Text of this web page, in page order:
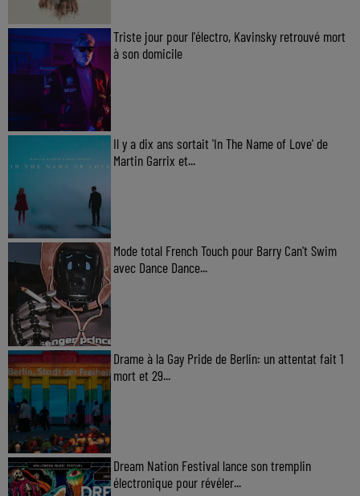
Triste jour pour l'électro, Kavinsky retrouvé mort
à son domicile
Il y a dix ans sortait 'In The Name of Love' de
Martin Garrix et...
Mode total French Touch pour Barry Can't Swim
avec Dance Dance...
Drame à la Gay Pride de Berlin: un attentat fait 1
mort et 29...
Dream Nation Festival lance son tremplin
électronique pour révéler...